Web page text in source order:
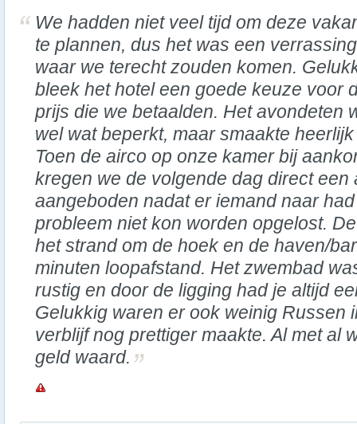
We hadden niet veel tijd om deze
te plannen, dus het was een verrassing
waar we terecht zouden komen.
bleek het hotel een goede keuze voor
prijs die we betaalden. Het avondeten
wel wat beperkt, maar smaakte
Toen de airco op onze kamer bij
kregen we de volgende dag direct een
aangeboden nadat er iemand naar
probleem niet kon worden opgelost.
het strand om de hoek en de haven/
minuten loopafstand. Het zwembad
rustig en door de ligging had je altijd
Gelukkig waren er ook weinig Russen
verblijf nog prettiger maakte. Al met al
geld waard.